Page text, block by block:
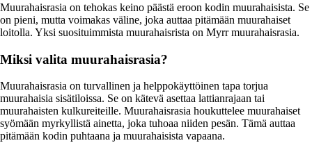
Muurahaisrasia on tehokas keino päästä eroon kodin muurahaisista. Se
on pieni, mutta voimakas väline, joka auttaa pitämään muurahaiset
loitolla. Yksi suosituimmista muurahaisrista on Myrr muurahaisrasia.
Miksi valita muurahaisrasia?
Muurahaisrasia on turvallinen ja helppokäyttöinen tapa torjua
muurahaisia sisätiloissa. Se on kätevä asettaa lattianrajaan tai
muurahaisten kulkureiteille. Muurahaisrasia houkuttelee muurahaiset
syömään myrkyllistä ainetta, joka tuhoaa niiden pesän. Tämä auttaa
pitämään kodin puhtaana ja muurahaisista vapaana.